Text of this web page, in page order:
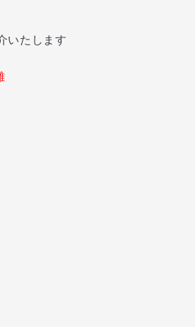
いたします